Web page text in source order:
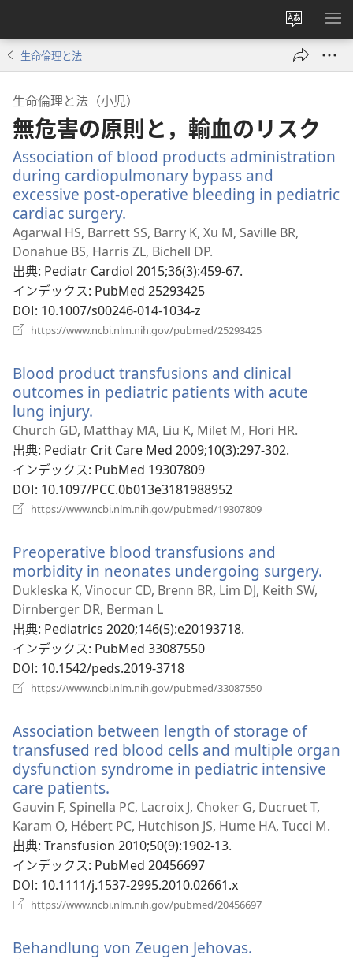
サ
イ
ト
語
変
え
る
メ
を
生命倫理と法
生命倫理と法（小児）
無危害の原則と，輸血のリスク
Association of blood products administration
during cardiopulmonary bypass and
excessive post-operative bleeding in pediatric
cardiac surgery.
し
い
タ
ブ
で
開
Agarwal HS, Barrett SS, Barry K, Xu M, Saville BR,
Donahue BS, Harris ZL, Bichell DP.
出典‎: Pediatr Cardiol 2015;36(3):459-67.
インデックス‎: PubMed 25293425
DOI‎: 10.1007/s00246-014-1034-z
https://www.ncbi.nlm.nih.gov/pubmed/25293425
タ
ブ
で
く）
Blood product transfusions and clinical
outcomes in pediatric patients with acute
lung injury.
し
い
タ
ブ
で
く）
Church GD, Matthay MA, Liu K, Milet M, Flori HR.
出典‎: Pediatr Crit Care Med 2009;10(3):297-302.
インデックス‎: PubMed 19307809
DOI‎: 10.1097/PCC.0b013e3181988952
https://www.ncbi.nlm.nih.gov/pubmed/19307809
タ
ブ
で
開
Preoperative blood transfusions and
morbidity in neonates undergoing surgery.
Dukleska K, Vinocur CD, Brenn BR, Lim DJ, Keith SW,
Dirnberger DR, Berman L
出典‎: Pediatrics 2020;146(5):e20193718.
インデックス‎: PubMed 33087550
DOI‎: 10.1542/peds.2019-3718
https://www.ncbi.nlm.nih.gov/pubmed/33087550
タ
ブ
で
開
Association between length of storage of
transfused red blood cells and multiple organ
dysfunction syndrome in pediatric intensive
care patients.
し
い
タ
ブ
で
開
Gauvin F, Spinella PC, Lacroix J, Choker G, Ducruet T,
Karam O, Hébert PC, Hutchison JS, Hume HA, Tucci M.
出典‎: Transfusion 2010;50(9):1902-13.
インデックス‎: PubMed 20456697
DOI‎: 10.1111/j.1537-2995.2010.02661.x
https://www.ncbi.nlm.nih.gov/pubmed/20456697
Behandlung von Zeugen Jehovas.